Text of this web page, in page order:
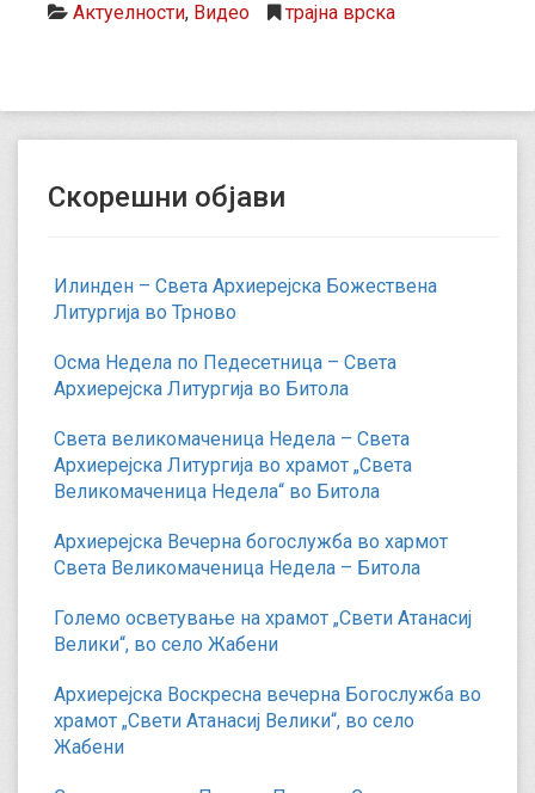
Актуелности, Видео трајна врска
Скорешни објави
Илинден – Света Архиерејска Божествена
Литургија во Трново
Осма Недела по Педесетница – Света
Архиерејска Литургија во Битола
Света великомаченица Недела – Света
Архиерејска Литургија во храмот „Света
Великомаченица Недела“ во Битола
Архиерејска Вечерна богослужба во хармот
Света Великомаченица Недела – Битола
Големо осветување на храмот „Свети Атанасиј
Велики“, во село Жабени
Архиерејска Воскресна вечерна Богослужба во
храмот „Свети Атанасиј Велики“, во село
Жабени